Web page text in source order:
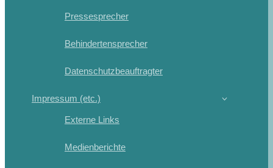
Pressesprecher
Behindertensprecher
Datenschutzbeauftragter
Impressum (etc.)
Externe Links
Medienberichte